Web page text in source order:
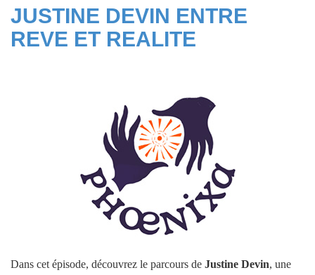
JUSTINE DEVIN ENTRE
REVE ET REALITE
Dans cet épisode, découvrez le parcours de Justine Devin, une